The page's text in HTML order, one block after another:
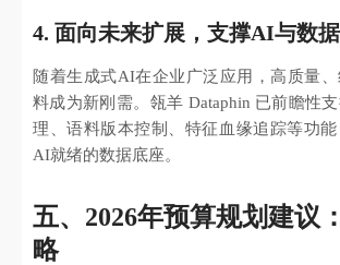
4. 面向未来扩展，支撑AI与数
随着生成式AI在企业广泛应用，高质量
料成为新刚需。瓴羊 Dataphin 已前瞻性
理、语料版本控制、特征血缘追踪等功
AI就绪的数据底座。
五、2026年预算规划建议
略